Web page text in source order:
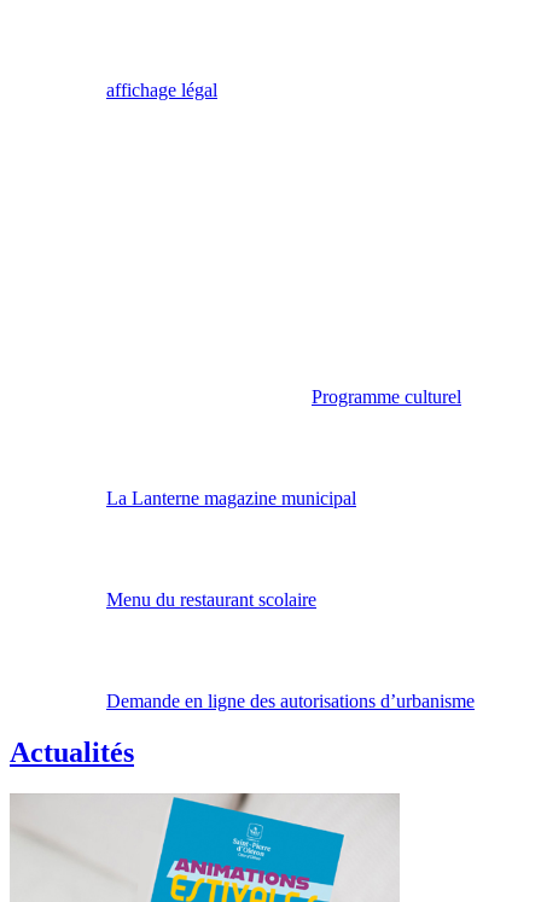
affichage légal
Programme culturel
La Lanterne magazine municipal
Menu du restaurant scolaire
Demande en ligne des autorisations d’urbanisme
Actualités